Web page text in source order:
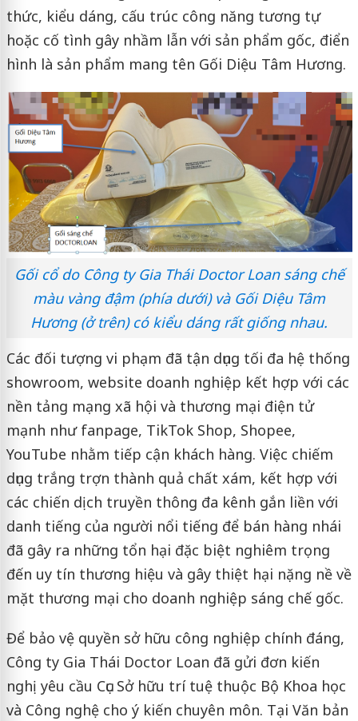
thức, kiểu dáng, cấu trúc công năng tương tự
hoặc cố tình gây nhầm lẫn với sản phẩm gốc, điển
hình là sản phẩm mang tên Gối Diệu Tâm Hương.
Gối cổ do Công ty Gia Thái Doctor Loan sáng chế
màu vàng đậm (phía dưới) và Gối Diệu Tâm
Hương (ở trên) có kiểu dáng rất giống nhau.
Các đối tượng vi phạm đã tận dụng tối đa hệ thống
showroom, website doanh nghiệp kết hợp với các
nền tảng mạng xã hội và thương mại điện tử
mạnh như fanpage, TikTok Shop, Shopee,
YouTube nhằm tiếp cận khách hàng. Việc chiếm
dụng trắng trợn thành quả chất xám, kết hợp với
các chiến dịch truyền thông đa kênh gắn liền với
danh tiếng của người nổi tiếng để bán hàng nhái
đã gây ra những tổn hại đặc biệt nghiêm trọng
đến uy tín thương hiệu và gây thiệt hại nặng nề về
mặt thương mại cho doanh nghiệp sáng chế gốc.
Để bảo vệ quyền sở hữu công nghiệp chính đáng,
Công ty Gia Thái Doctor Loan đã gửi đơn kiến
nghị yêu cầu Cục Sở hữu trí tuệ thuộc Bộ Khoa học
và Công nghệ cho ý kiến chuyên môn. Tại Văn bản